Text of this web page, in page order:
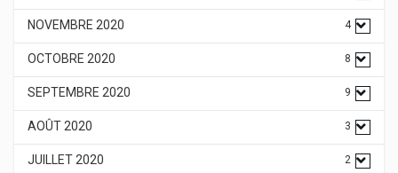
NOVEMBRE 2020 4
OCTOBRE 2020 8
SEPTEMBRE 2020 9
AOÛT 2020 3
JUILLET 2020 2